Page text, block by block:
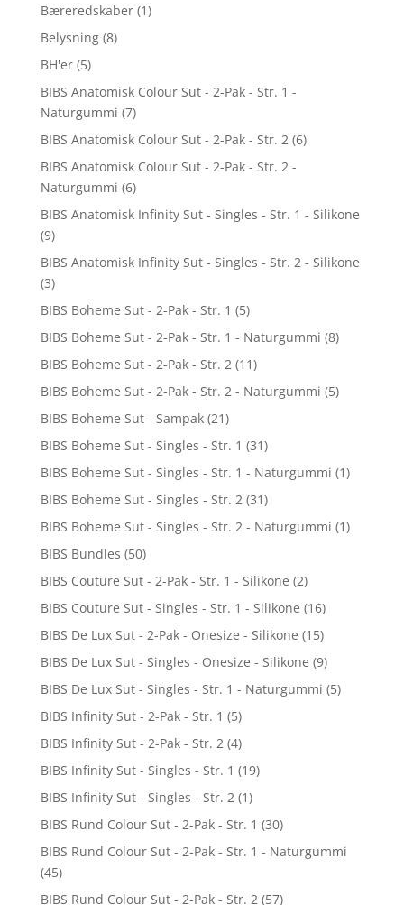
Bæreredskaber (1)
Belysning (8)
BH'er (5)
BIBS Anatomisk Colour Sut - 2-Pak - Str. 1 -
Naturgummi (7)
BIBS Anatomisk Colour Sut - 2-Pak - Str. 2 (6)
BIBS Anatomisk Colour Sut - 2-Pak - Str. 2 -
Naturgummi (6)
BIBS Anatomisk Infinity Sut - Singles - Str. 1 - Silikone
(9)
BIBS Anatomisk Infinity Sut - Singles - Str. 2 - Silikone
(3)
BIBS Boheme Sut - 2-Pak - Str. 1 (5)
BIBS Boheme Sut - 2-Pak - Str. 1 - Naturgummi (8)
BIBS Boheme Sut - 2-Pak - Str. 2 (11)
BIBS Boheme Sut - 2-Pak - Str. 2 - Naturgummi (5)
BIBS Boheme Sut - Sampak (21)
BIBS Boheme Sut - Singles - Str. 1 (31)
BIBS Boheme Sut - Singles - Str. 1 - Naturgummi (1)
BIBS Boheme Sut - Singles - Str. 2 (31)
BIBS Boheme Sut - Singles - Str. 2 - Naturgummi (1)
BIBS Bundles (50)
BIBS Couture Sut - 2-Pak - Str. 1 - Silikone (2)
BIBS Couture Sut - Singles - Str. 1 - Silikone (16)
BIBS De Lux Sut - 2-Pak - Onesize - Silikone (15)
BIBS De Lux Sut - Singles - Onesize - Silikone (9)
BIBS De Lux Sut - Singles - Str. 1 - Naturgummi (5)
BIBS Infinity Sut - 2-Pak - Str. 1 (5)
BIBS Infinity Sut - 2-Pak - Str. 2 (4)
BIBS Infinity Sut - Singles - Str. 1 (19)
BIBS Infinity Sut - Singles - Str. 2 (1)
BIBS Rund Colour Sut - 2-Pak - Str. 1 (30)
BIBS Rund Colour Sut - 2-Pak - Str. 1 - Naturgummi
(45)
BIBS Rund Colour Sut - 2-Pak - Str. 2 (57)